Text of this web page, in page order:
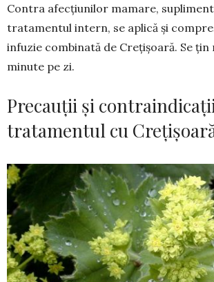
Contra afecţiunilor mamare,
tratamentul in­tern, se aplică şi
infuzie combinată de Creţi­şoa­ră. Se ţin
mi­nute pe zi.
Precauții și
tratamentul cu